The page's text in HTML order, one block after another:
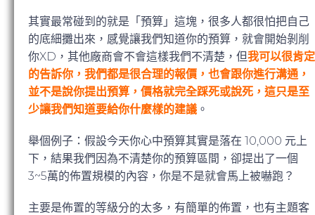
其實最常碰到的就是「預算」這塊，很多人都很怕把自己
的底細攤出來，感覺讓我們知道你的預算，就會開始剝削
你XD，其他廠商會不會這樣我們不清楚，但我可以很肯定
的告訴你，我們都是很合理的報價，也會跟你進行溝通，
並不是說你提出預算，價格就完全踩死或說死，這只是至
少讓我們知道要給你什麼樣的建議 。
舉個例子：假設今天你心中預算其實是落在 10,000 元上
下，結果我們因為不清楚你的預算區間，卻提出了一個
3~5萬的佈置規模的內容，你是不是就會馬上被嚇跑？
主要是佈置的等級分的太多，有簡單的佈置，也有主題客